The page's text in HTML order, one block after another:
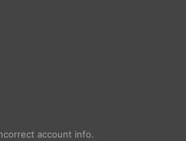
account info.